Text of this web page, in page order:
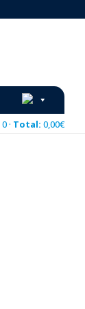
0 · Total: 0,00€